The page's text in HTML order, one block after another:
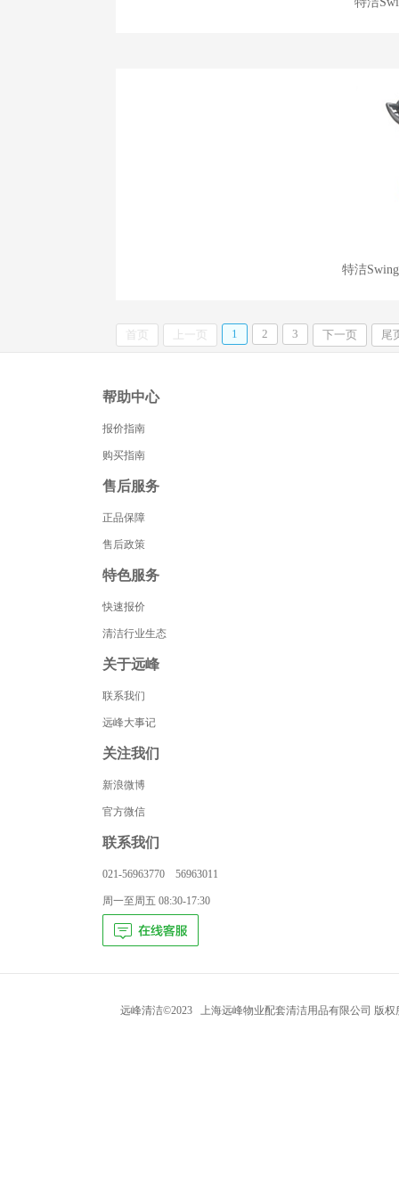
特洁
首页 上一页 1 2 3 下一页 尾
帮助中心
报价指南
购买指南
售后服务
正品保障
售后政策
特色服务
快速报价
清洁行业生态
关于远峰
联系我们
远峰大事记
关注我们
新浪微博
官方微信
联系我们
021-56963770 56963011
周一至周五 08:30-17:30
远峰清洁©2023 上海远峰物业配套清洁用品有限公司 版